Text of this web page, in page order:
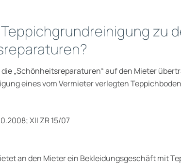
zu
„Schönheitsreparaturen“ auf den Mieter
eines vom Vermieter verlegten
XII ZR 15/07
an den Mieter ein Bekleidungsgeschäft mit